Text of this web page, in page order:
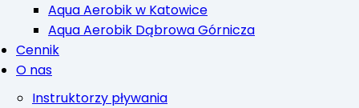
Aqua Aerobik w Katowice
Aqua Aerobik Dąbrowa Górnicza
Cennik
O nas
Instruktorzy pływania